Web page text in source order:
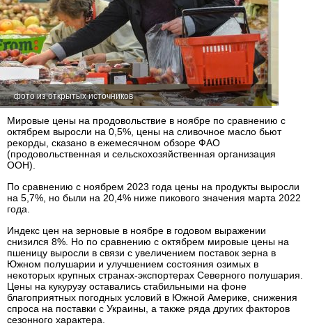
фото из открытых источников
Мировые цены на продовольствие в ноябре по сравнению с
октябрем выросли на 0,5%, цены на сливочное масло бьют
рекорды, сказано в ежемесячном обзоре ФАО
(продовольственная и сельскохозяйственная организация
ООН).
По сравнению с ноябрем 2023 года цены на продукты выросли
на 5,7%, но были на 20,4% ниже пикового значения марта 2022
года.
Индекс цен на зерновые в ноябре в годовом выражении
снизился 8%. Но по сравнению с октябрем мировые цены на
пшеницу выросли в связи с увеличением поставок зерна в
Южном полушарии и улучшением состояния озимых в
некоторых крупных странах-экспортерах Северного полушария.
Цены на кукурузу оставались стабильными на фоне
благоприятных погодных условий в Южной Америке, снижения
спроса на поставки с Украины, а также ряда других факторов
сезонного характера.